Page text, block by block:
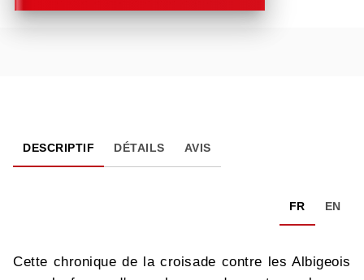
DESCRIPTIF DÉTAILS AVIS
FR EN
Cette chronique de la croisade contre les Albigeois